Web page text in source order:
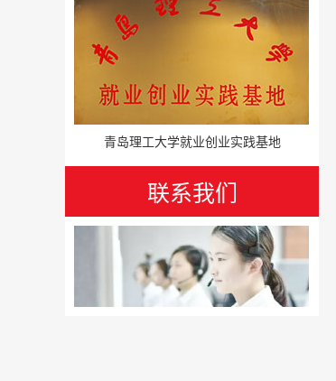
青岛理工大学就业创业实践基地
联系我们